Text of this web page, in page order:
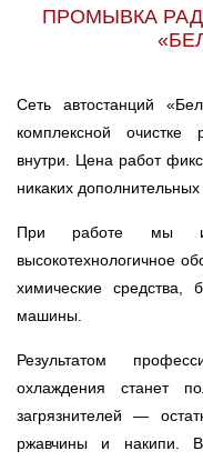
ПРОМЫВКА
Сеть автостанций
комплексной
внутри. Цена работ
никаких
При работе мы
высокотехнологичное
химические средства,
машины.
Результатом
охлаждения станет
загрязнителей —
ржавчины и накипи.